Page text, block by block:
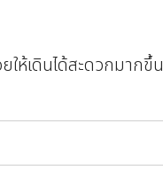
ห้เดินได้สะดวกมากขึ้น